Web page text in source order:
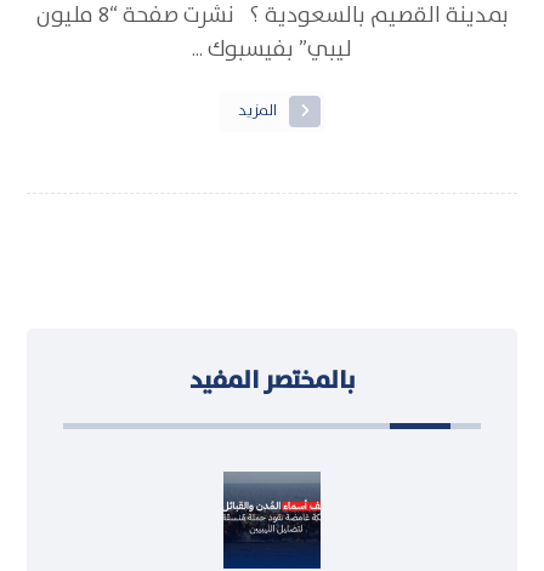
بمدينة القصيم بالسعودية ؟ نشرت صفحة “8 مليون
ليبي” بفيسبوك ...
المزيد
بالمختصر المفيد